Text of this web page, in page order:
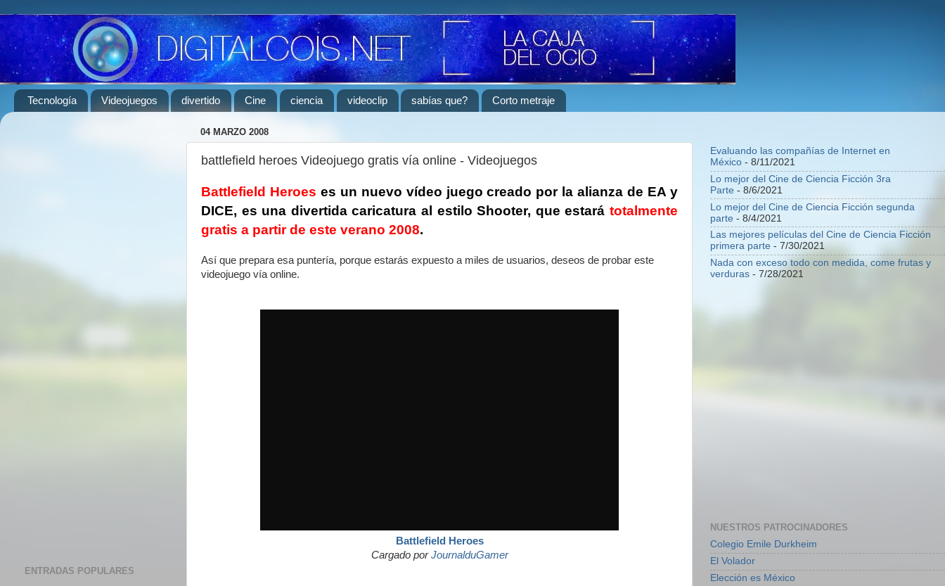
Tecnología Videojuegos divertido Cine ciencia videoclip sabías que? Corto metraje
04 MARZO 2008
battlefield heroes Videojuego gratis vía online - Videojuegos
Battlefield Heroes es un nuevo vídeo juego creado por la alianza de EA y
DICE, es una divertida caricatura al estilo Shooter, que estará totalmente
gratis a partir de este verano 2008.
Así que prepara esa puntería, porque estarás expuesto a miles de usuarios, deseos de probar este
videojuego vía online.
Battlefield Heroes
Cargado porJournalduGamer
ENTRADAS POPULARES
Evaluando las compañías de Internet en
México - 8/11/2021
Lo mejor del Cine de Ciencia Ficción 3ra
Parte - 8/6/2021
Lo mejor del Cine de Ciencia Ficción segunda
parte - 8/4/2021
Las mejores películas del Cine de Ciencia Ficción
primera parte - 7/30/2021
Nada con exceso todo con medida, come frutas y
verduras - 7/28/2021
NUESTROS PATROCINADORES
Colegio Emile Durkheim
El Volador
Elección es México